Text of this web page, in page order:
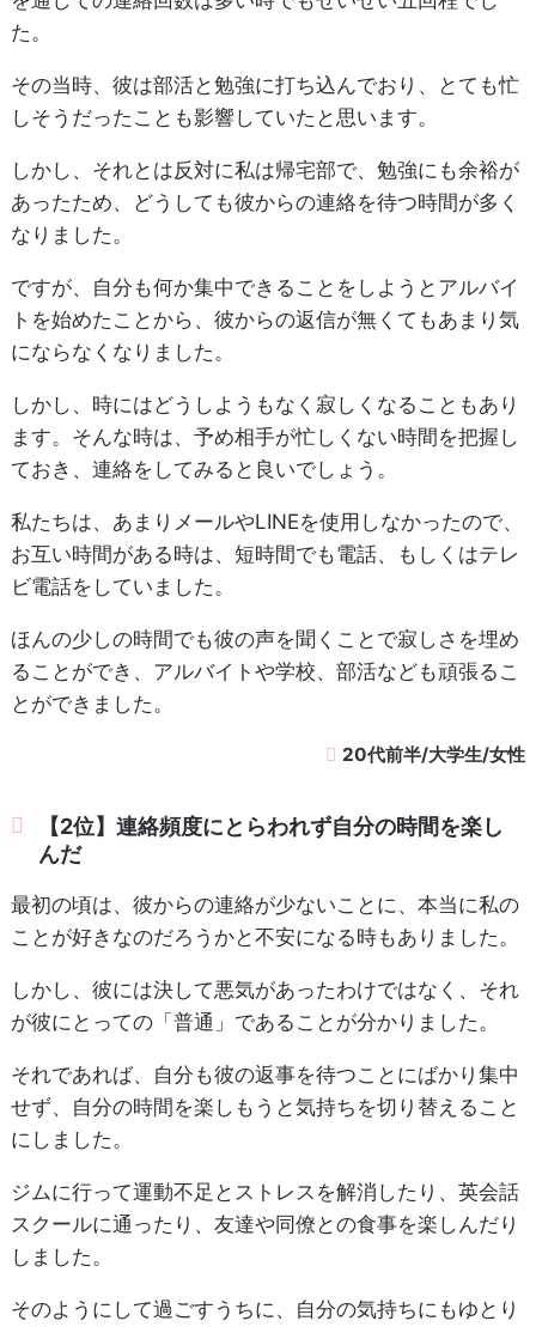
た。
その当時、彼は部活と勉強に打ち込んでおり、とても忙
しそうだったことも影響していたと思います。
しかし、それとは反対に私は帰宅部で、勉強にも余裕が
あったため、どうしても彼からの連絡を待つ時間が多く
なりました。
ですが、自分も何か集中できることをしようとアルバイ
トを始めたことから、彼からの返信が無くてもあまり気
にならなくなりました。
しかし、時にはどうしようもなく寂しくなることもあり
ます。そんな時は、予め相手が忙しくない時間を把握し
ておき、連絡をしてみると良いでしょう。
私たちは、あまりメールやLINEを使用しなかったので、
お互い時間がある時は、短時間でも電話、もしくはテレ
ビ電話をしていました。
ほんの少しの時間でも彼の声を聞くことで寂しさを埋め
ることができ、アルバイトや学校、部活なども頑張るこ
とができました。
20代前半/大学生/女性
【2位】連絡頻度にとらわれず自分の時間を楽し
んだ
最初の頃は、彼からの連絡が少ないことに、本当に私の
ことが好きなのだろうかと不安になる時もありました。
しかし、彼には決して悪気があったわけではなく、それ
が彼にとっての「普通」であることが分かりました。
それであれば、自分も彼の返事を待つことにばかり集中
せず、自分の時間を楽しもうと気持ちを切り替えること
にしました。
ジムに行って運動不足とストレスを解消したり、英会話
スクールに通ったり、友達や同僚との食事を楽しんだり
しました。
そのようにして過ごすうちに、自分の気持ちにもゆとり